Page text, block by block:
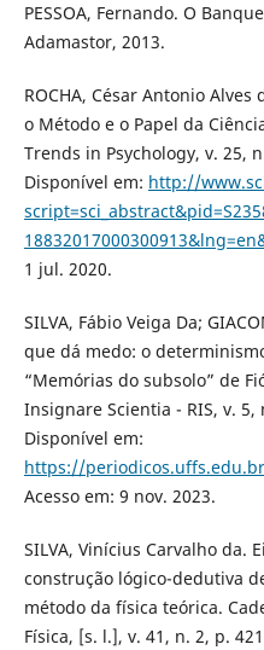
PESSOA, Fernando. O
Adamastor, 2013.
ROCHA, César Antonio
o Método e o Papel da
Trends in Psychology, v. 25,
Disponível em: http://
1 jul. 2020.
SILVA, Fábio Veiga Da;
que dá medo: o
“Memórias do subsolo” de
Insignare Scientia - RIS, v. 5,
Disponível em:
https://
Acesso em: 9 nov. 2023.
SILVA, Vinícius Carvalho da.
construção lógico-dedutiva
método da física teórica.
Física, [s. l.], v. 41, n. 2, p.